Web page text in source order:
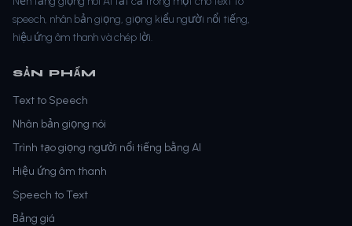
speech, nhân bản giọng, giọng kiểu người nổi tiếng,
hiệu ứng âm thanh và chép lời.
SẢN PHẨM
Text to Speech
Nhân bản giọng nói
Trình tạo giọng người nổi tiếng bằng AI
Hiệu ứng âm thanh
Speech to Text
Bảng giá